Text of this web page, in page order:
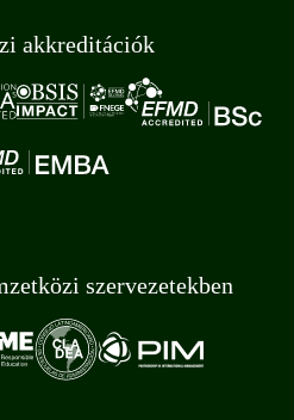
akkreditációk
szervezetekben